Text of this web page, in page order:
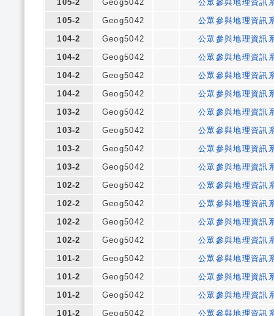
105-2
Geog5042
公眾參與地理資訊
105-2
Geog5042
公眾參與地理資訊
104-2
Geog5042
公眾參與地理資訊
104-2
Geog5042
公眾參與地理資訊
104-2
Geog5042
公眾參與地理資訊
104-2
Geog5042
公眾參與地理資訊
103-2
Geog5042
公眾參與地理資訊
103-2
Geog5042
公眾參與地理資訊
103-2
Geog5042
公眾參與地理資訊
103-2
Geog5042
公眾參與地理資訊
102-2
Geog5042
公眾參與地理資訊
102-2
Geog5042
公眾參與地理資訊
102-2
Geog5042
公眾參與地理資訊
102-2
Geog5042
公眾參與地理資訊
101-2
Geog5042
公眾參與地理資訊
101-2
Geog5042
公眾參與地理資訊
101-2
Geog5042
公眾參與地理資訊
101-2
Geog5042 公眾參與地理資訊